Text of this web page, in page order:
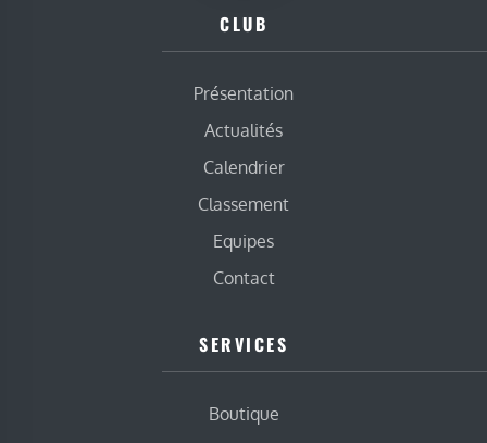
CLUB
Présentation
Actualités
Calendrier
Classement
Equipes
Contact
SERVICES
Boutique